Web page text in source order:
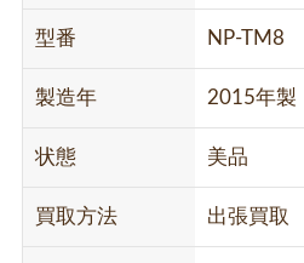
型番 NP-TM8
製造年 2015年製
状態 美品
買取方法 出張買取